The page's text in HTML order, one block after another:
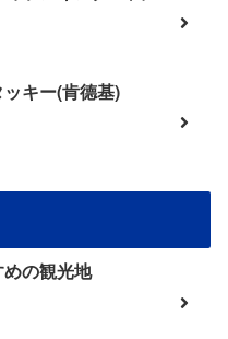
キー(肯德基)
の観光地